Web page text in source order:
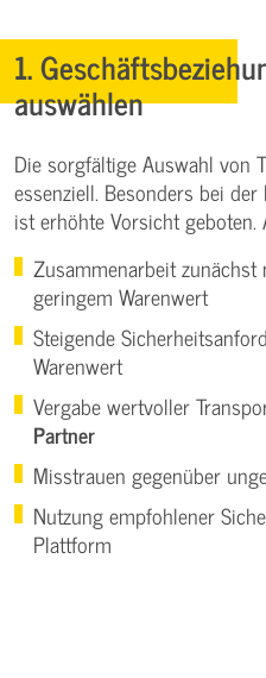
1.
auswählen
Die sorgfältige Auswahl von
essenziell. Besonders bei
ist erhöhte Vorsicht geboten.
Zusammenarbeit
geringem Warenwert
Steigende
Warenwert
Vergabe wertvoller
Partner
Misstrauen gegenüber
Nutzung empfohlener
Plattform